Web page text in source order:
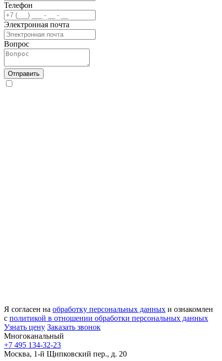
Телефон
Электронная почта
Вопрос
Отправить
Я согласен на обработку персональных данных и ознакомлен
с политикой в отношении обработки персональных данных
Узнать цену Заказать звонок
Многоканальный
+7 495 134-32-23
Москва, 1-й Щипковский пер., д. 20